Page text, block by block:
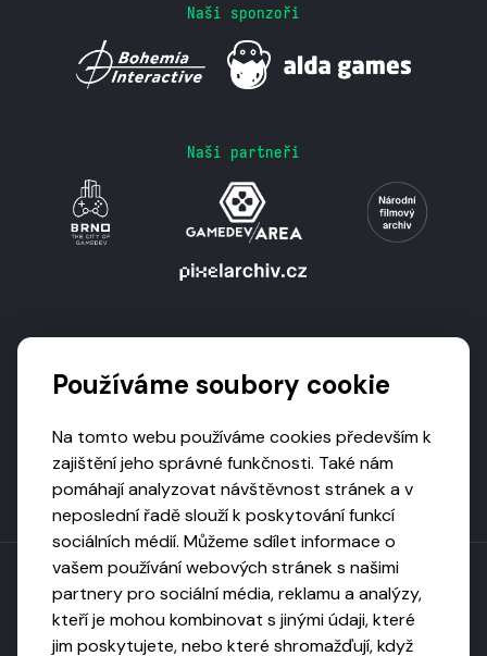
Naši sponzoři
Naši partneři
Toto dílo podléhá licenci CC BY-NC-ND
Používáme soubory cookie
Na tomto webu používáme cookies především k
zajištění jeho správné funkčnosti. Také nám
pomáhají analyzovat návštěvnost stránek a v
neposlední řadě slouží k poskytování funkcí
sociálních médií. Můžeme sdílet informace o
vašem používání webových stránek s našimi
partnery pro sociální média, reklamu a analýzy,
kteří je mohou kombinovat s jinými údaji, které
jim poskytujete, nebo které shromažďují, když